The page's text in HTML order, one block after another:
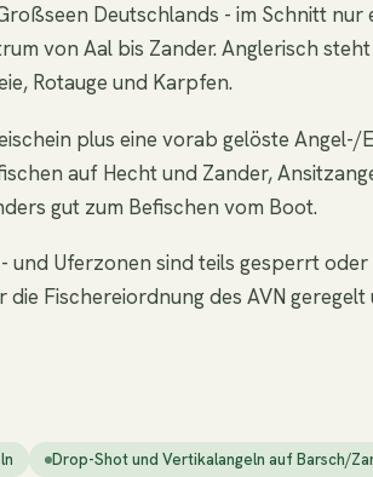
Deutschlands - im Schnitt nur
von Aal bis Zander. Anglerisch
Rotauge und Karpfen.
plus eine vorab gelöste Angel-/
auf Hecht und Zander,
gut zum Befischen vom Boot.
Uferzonen sind teils gesperrt
Fischereiordnung des AVN
Drop-Shot und Vertikalangeln auf Barsch/